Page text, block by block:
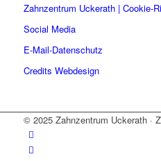
Zahnzentrum Uckerath | Cookie-
Social Media
E-Mail-Datenschutz
Credits Webdesign
© 2025 Zahnzentrum Uckerath ·